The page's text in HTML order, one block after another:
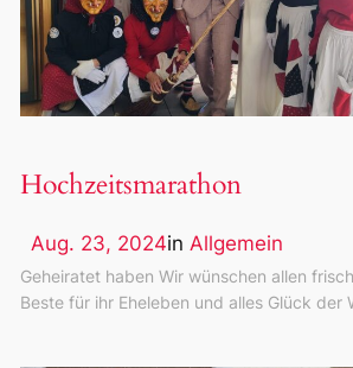
Hochzeitsmarathon
Aug. 23, 2024in Allgemein
Geheiratet haben Wir wünschen allen
Beste für ihr Eheleben und alles Glück der